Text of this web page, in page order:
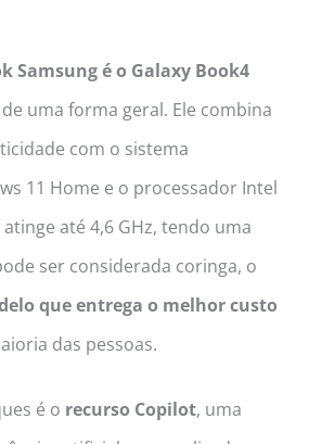
Samsung é o Galaxy Book4
de uma forma geral. Ele combina
com o sistema
11 Home e o processador Intel
até 4,6 GHz, tendo uma
ser considerada coringa, o
que entrega o melhor custo
das pessoas.
é o recurso Copilot, uma